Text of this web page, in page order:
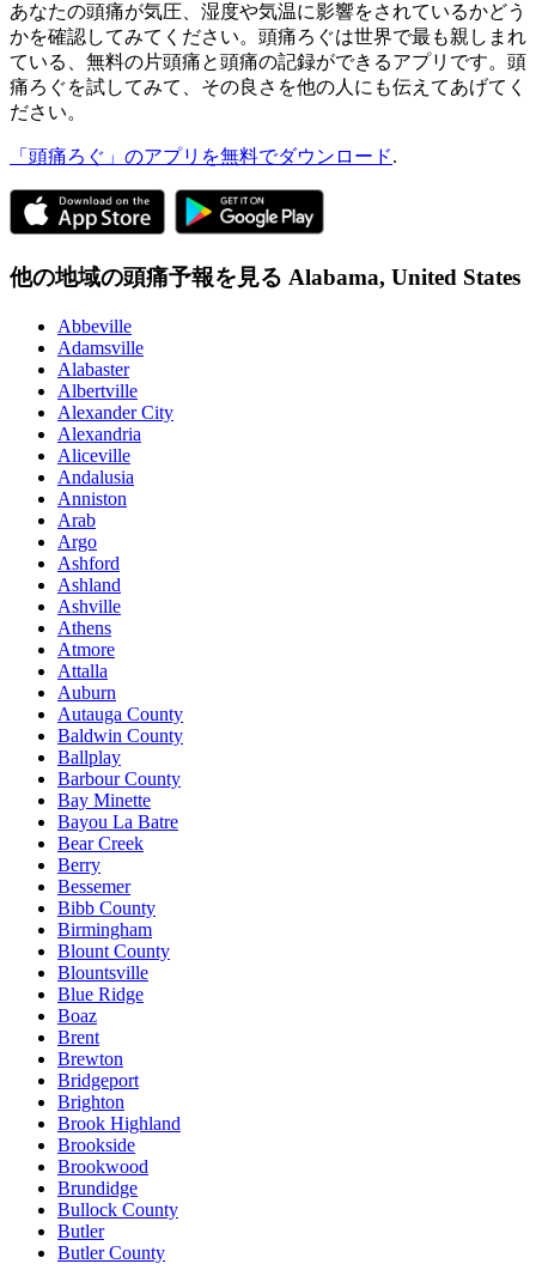
あなたの頭痛が気圧、湿度や気温に影響をされているかどう
かを確認してみてください。頭痛ろぐは世界で最も親しまれ
ている、無料の片頭痛と頭痛の記録ができるアプリです。頭
痛ろぐを試してみて、その良さを他の人にも伝えてあげてく
ださい。
「頭痛ろぐ」のアプリを無料でダウンロード.
他の地域の頭痛予報を見る Alabama, United States
Abbeville
Adamsville
Alabaster
Albertville
Alexander City
Alexandria
Aliceville
Andalusia
Anniston
Arab
Argo
Ashford
Ashland
Ashville
Athens
Atmore
Attalla
Auburn
Autauga County
Baldwin County
Ballplay
Barbour County
Bay Minette
Bayou La Batre
Bear Creek
Berry
Bessemer
Bibb County
Birmingham
Blount County
Blountsville
Blue Ridge
Boaz
Brent
Brewton
Bridgeport
Brighton
Brook Highland
Brookside
Brookwood
Brundidge
Bullock County
Butler
Butler County